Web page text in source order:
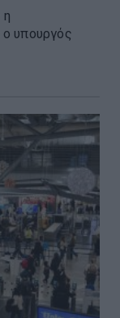
η
υπουργός